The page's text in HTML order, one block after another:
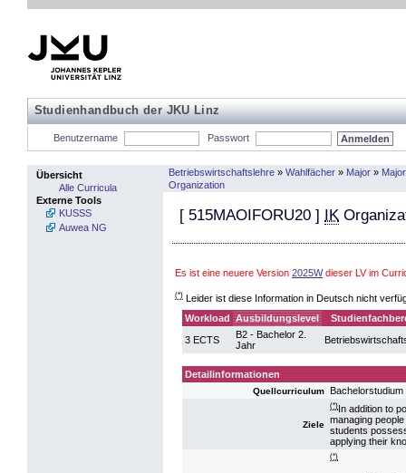
Studienhandbuch der JKU Linz
Benutzername Passwort
Übersicht
Alle Curricula
Externe Tools
KUSSS
Auwea NG
Betriebswirtschaftslehre » Wahlfächer » Major »
Organization
[ 515MAOIFORU20 ] IK
Es ist eine neuere Version 2025Wdieser LV im
(*) Leider ist diese Information in Deutsch nicht
Workload Ausbildungslevel
3 ECTS
B2 - Bachelor 2.
Jahr
Detailinformationen
Quellcurriculum
Ziele
(*)In addition to
managing
students
applying their
(*)